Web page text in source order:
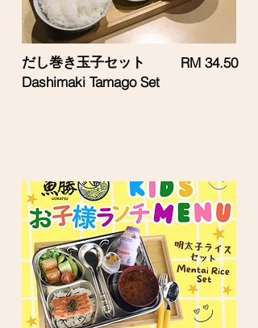
だし巻き玉子セット
RM 34.50
Dashimaki Tamago Set